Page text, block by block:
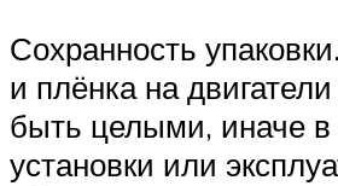
Сохранность
и плёнка на
быть целыми, иначе в
установки или